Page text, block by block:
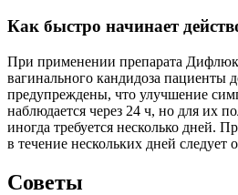
Как быстро начинает
При применении препарата
вагинального кандидоза пациенты
предупреждены, что улучшение
наблюдается через 24 ч, но для их
иногда требуется несколько дней.
в течение нескольких дней следует
Советы